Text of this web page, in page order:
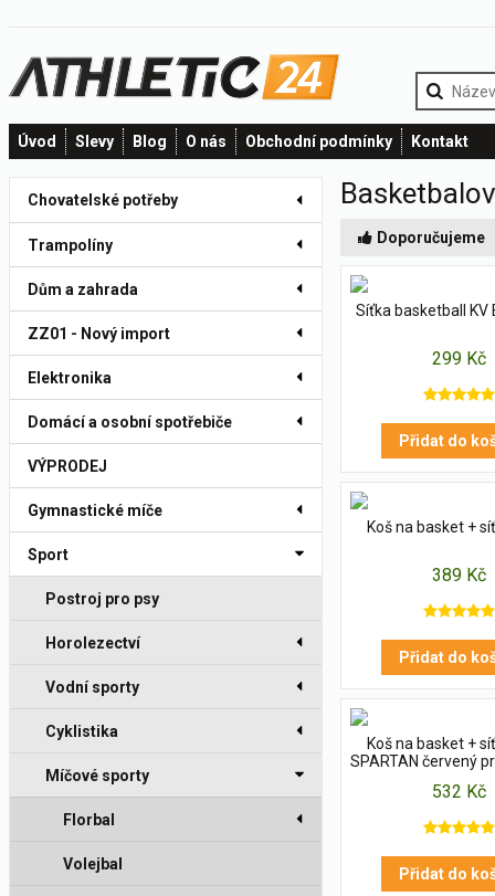
Úvod Slevy Blog O nás Obchodní podmínky Kontakt
Chovatelské potřeby
Trampolíny
Dům a zahrada
ZZ01 - Nový import
Elektronika
Domácí a osobní spotřebiče
VÝPRODEJ
Gymnastické míče
Sport
Postroj pro psy
Horolezectví
Vodní sporty
Cyklistika
Míčové sporty
Florbal
Volejbal
Doporučujeme
Síťka basketball KV
299 Kč
Přidat do
Koš na basket +
389 Kč
Přidat do
Koš na basket +
SPARTAN červený
532 Kč
Přidat do